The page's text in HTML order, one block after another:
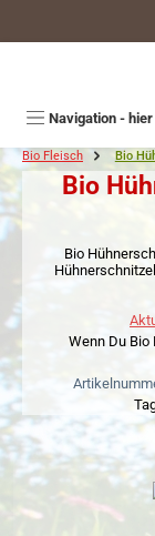
Navigation -
Bio Fleisch Bio
Bio
Bio
Wenn Du
Bildergalerie